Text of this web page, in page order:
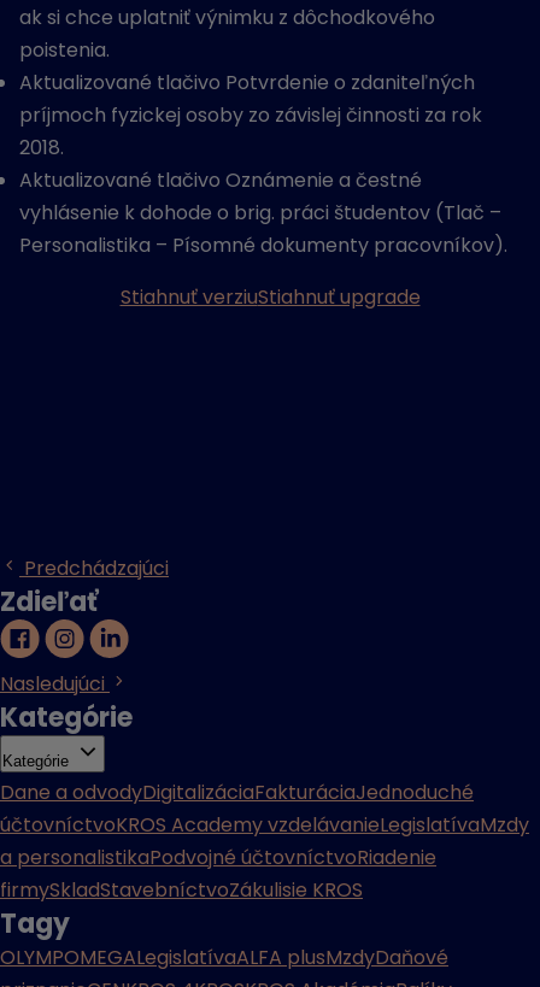
ak si chce uplatniť výnimku z dôchodkového
poistenia.
Aktualizované tlačivo Potvrdenie o zdaniteľných
príjmoch fyzickej osoby zo závislej činnosti za rok
2018.
Aktualizované tlačivo Oznámenie a čestné
vyhlásenie k dohode o brig. práci študentov (Tlač –
Personalistika – Písomné dokumenty pracovníkov).
Stiahnuť verziuStiahnuť upgrade
Predchádzajúci
Zdieľať
Nasledujúci
Kategórie
Kategórie
Dane a odvodyDigitalizáciaFakturáciaJednoduché
účtovníctvoKROS Academy vzdelávanieLegislatívaMzdy
a personalistikaPodvojné účtovníctvoRiadenie
firmySkladStavebníctvoZákulisie KROS
Tagy
OLYMPOMEGALegislatívaALFA plusMzdyDaňové